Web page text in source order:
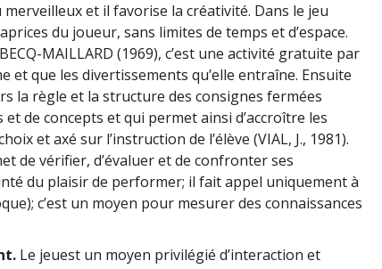
et il favorise la créativité. Dans le jeu
du joueur, sans limites de temps et d’espace.
MAILLARD (1969), c’est une activité gratuite par
et que les divertissements qu’elle entraîne. Ensuite
la règle et la structure des consignes fermées
de concepts et qui permet ainsi d’accroître les
et axé sur l’instruction de l’élève (VIAL, J., 1981).
de vérifier, d’évaluer et de confronter ses
du plaisir de performer; il fait appel uniquement à
c’est un moyen pour mesurer des connaissances
Le jeuest un moyen privilégié d’interaction et